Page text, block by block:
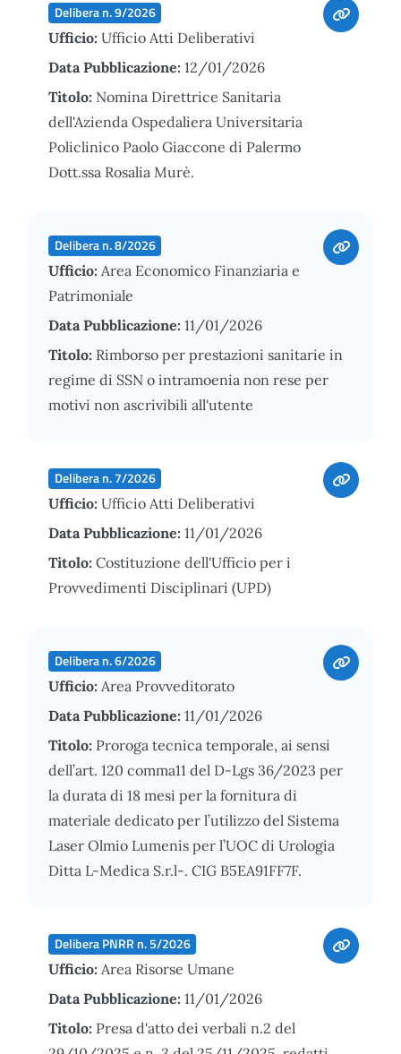
Delibera n. 9/2026
Ufficio: Ufficio Atti Deliberativi
Data Pubblicazione: 12/01/2026
Titolo: Nomina Direttrice Sanitaria
dell'Azienda Ospedaliera Universitaria
Policlinico Paolo Giaccone di Palermo
Dott.ssa Rosalia Murè.
Delibera n. 8/2026
Ufficio: Area Economico Finanziaria e
Patrimoniale
Data Pubblicazione: 11/01/2026
Titolo: Rimborso per prestazioni sanitarie in
regime di SSN o intramoenia non rese per
motivi non ascrivibili all'utente
Delibera n. 7/2026
Ufficio: Ufficio Atti Deliberativi
Data Pubblicazione: 11/01/2026
Titolo: Costituzione dell'Ufficio per i
Provvedimenti Disciplinari (UPD)
Delibera n. 6/2026
Ufficio: Area Provveditorato
Data Pubblicazione: 11/01/2026
Titolo: Proroga tecnica temporale, ai sensi
dell’art. 120 comma11 del D-Lgs 36/2023 per
la durata di 18 mesi per la fornitura di
materiale dedicato per l’utilizzo del Sistema
Laser Olmio Lumenis per l’UOC di Urologia
Ditta L-Medica S.r.l-. CIG B5EA91FF7F.
Delibera PNRR n. 5/2026
Ufficio: Area Risorse Umane
Data Pubblicazione: 11/01/2026
Titolo: Presa d'atto dei verbali n.2 del